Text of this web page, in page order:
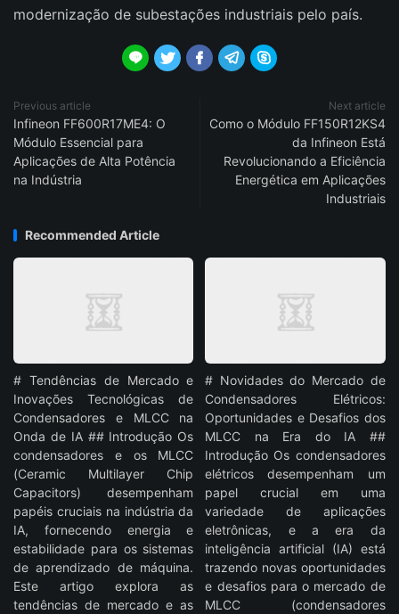
modernização de subestações industriais pelo país.
    
Previous article
Infineon FF600R17ME4: O
Módulo Essencial para
Aplicações de Alta Potência
na Indústria
Next article
Como o Módulo FF150R12KS4
da Infineon Está
Revolucionando a Eficiência
Energética em Aplicações
Industriais
Recommended Article
# Tendências de Mercado e
Inovações Tecnológicas de
Condensadores e MLCC na
Onda de IA ## Introdução Os
condensadores e os MLCC
(Ceramic Multilayer Chip
Capacitors) desempenham
papéis cruciais na indústria da
IA, fornecendo energia e
estabilidade para os sistemas
de aprendizado de máquina.
Este artigo explora as
tendências de mercado e as
# Novidades do Mercado de
Condensadores Elétricos:
Oportunidades e Desafios dos
MLCC na Era do IA ##
Introdução Os condensadores
elétricos desempenham um
papel crucial em uma
variedade de aplicações
eletrônicas, e a era da
inteligência artificial (IA) está
trazendo novas oportunidades
e desafios para o mercado de
MLCC (condensadores